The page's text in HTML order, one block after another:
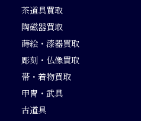
茶道具買取
陶磁器買取
蒔絵・漆器買取
彫刻・仏像買取
帯・着物買取
甲冑・武具
古道具